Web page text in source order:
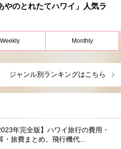
やのとれたてハワイ」人気ラ
Weekly Monthly
ジャンル別ランキングはこちら
年完全版】ハワイ旅行の費用・
・旅費まとめ。飛行機代...